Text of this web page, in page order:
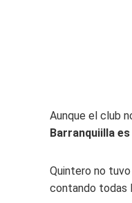
Aunque el club
Barranquiilla
Quintero no
contando todas